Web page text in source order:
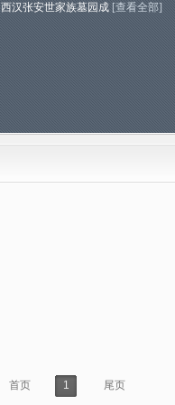
西汉张安世家族墓园成 [查看全部]
首页 1 尾页